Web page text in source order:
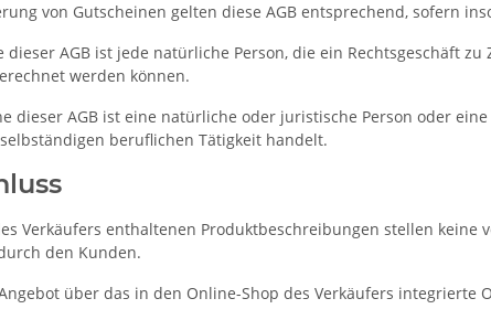
von Gutscheinen gelten diese AGB entsprechend, sofern
dieser AGB ist jede natürliche Person, die ein Rechtsgeschäft
werden können.
dieser AGB ist eine natürliche oder juristische Person oder
beruflichen Tätigkeit handelt.
Verkäufers enthaltenen Produktbeschreibungen stellen
den Kunden.
über das in den Online-Shop des Verkäufers